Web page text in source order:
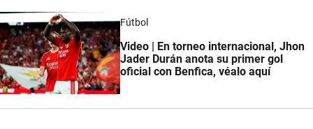
Fútbol
Video | En torneo internacional, Jhon
Jader Durán anota su primer gol
oficial con Benfica, véalo aquí